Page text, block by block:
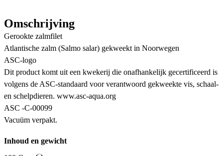
Omschrijving
Gerookte zalmfilet
Atlantische zalm (Salmo salar) gekweekt in Noorwegen
ASC-logo
Dit product komt uit een kwekerij die onafhankelijk gecertificeerd is
volgens de ASC-standaard voor verantwoord gekweekte vis, schaal-
en schelpdieren. www.asc-aqua.org
ASC -C-00099
Vacuüm verpakt.
Inhoud en gewicht